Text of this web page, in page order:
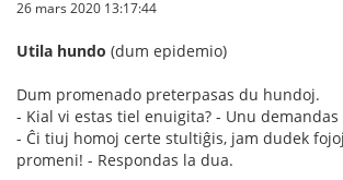
26 mars 2020 13:17:44
Utila hundo (dum epidemio)
Dum promenado preterpasas du hundoj.
- Kial vi estas tiel enuigita? - Unu
- Ĉi tiuj homoj certe stultiĝis, jam dudek
promeni! - Respondas la dua.